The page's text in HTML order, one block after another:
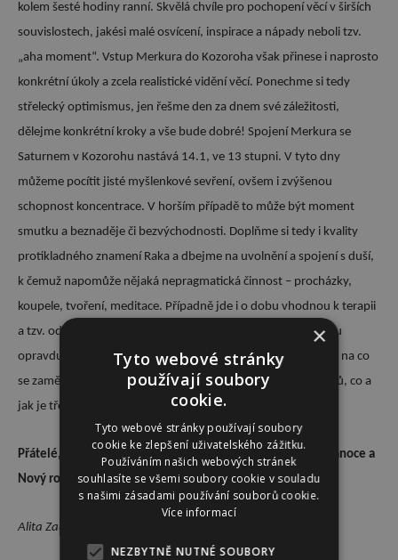
kolem šesté hodiny ranní. Skvělá chvíle pro pochopení věcí v širších
souvislostech, jakési malé osvícení, inspirace a nápady neboli tzv.
„aha moment“. Vstup Merkura do Kozoroha však přinese i naprosto
konkrétní úkoly a zcela realistické vidění věcí. Ponechme si tedy
střelecký optimismus, jen řešme den za dnem své záležitosti,
dělejme konkrétní kroky a vše bude dobré! Spojení Merkura se
Saturnem v Kozorohu nastává 14.1, ve 13 stupni. V tyto dny
můžeme pocítit jisté myšlenkové sevření, ovšem i zvýšenou
schopnost koncentrace. V horším případě to může být moment
smutku a beznaděje či bezvýchodnosti. Doplňme si tedy i kvality
protikladného znamení Raka a dbejme na uvolnění a spojení s duší,
k čemuž napomůže nějaká nepragmatická činnost – procházky,
koupele, tvoření, meditace. Případně jde i o dobu vhodnou k terapii
a tzv. odblokování. Zároveň můžeme v tyto dny přijít něčemu
opravdu „na kloub“ – přicházejí jasné a konkrétní informace, na co
se zaměřit, kde je skutečná příčina mnohých našich problémů, co a
jak je třeba řešit!
Přátelé, děkuji za pozornost a přeji skutečně požehnané vánoce a
Nový rok!
Alita Zaurak
×
Tyto webové stránky
používají soubory
cookie.
Tyto webové stránky používají soubory
cookie ke zlepšení uživatelského zážitku.
Používáním našich webových stránek
souhlasíte se všemi soubory cookie v souladu
s našimi zásadami používání souborů cookie.
Více informací
NEZBYTNĚ NUTNÉ SOUBORY